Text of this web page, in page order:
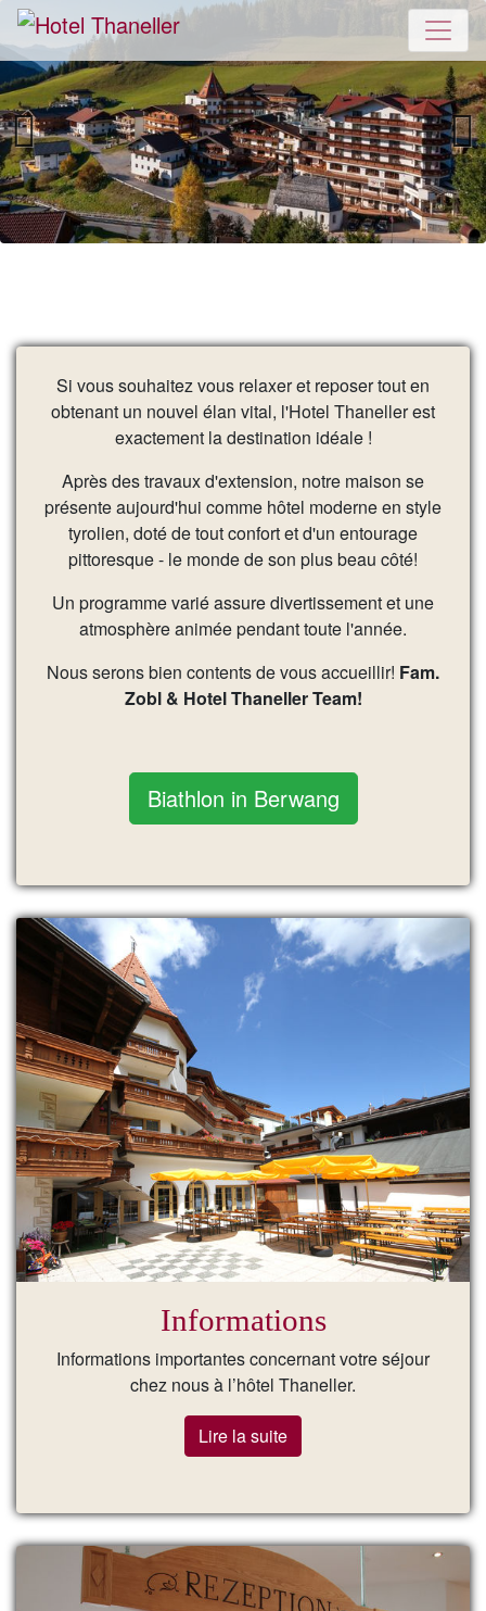
Skip navigation
Previous Next
Si vous souhaitez vous relaxer et reposer tout en
obtenant un nouvel élan vital, l'Hotel Thaneller est
exactement la destination idéale !
Après des travaux d'extension, notre maison se
présente aujourd'hui comme hôtel moderne en style
tyrolien, doté de tout confort et d'un entourage
pittoresque - le monde de son plus beau côté!
Un programme varié assure divertissement et une
atmosphère animée pendant toute l'année.
Nous serons bien contents de vous accueillir! Fam.
Zobl & Hotel Thaneller Team!
Biathlon in Berwang
Informations
Informations importantes concernant votre séjour
chez nous à l’hôtel Thaneller.
Lire la suite